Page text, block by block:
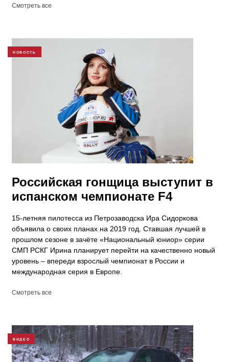
Смотреть все
НОВОСТЬ
Российская гонщица выступит в
испанском чемпионате F4
15-летняя пилотесса из Петрозаводска Ира Сидоркова
объявила о своих планах на 2019 год. Ставшая лучшей в
прошлом сезоне в зачёте «Национальный юниор» серии
СМП РСКГ Ирина планирует перейти на качественно новый
уровень – впереди взрослый чемпионат в России и
международная серия в Европе.
Смотреть все
ВИДЕО